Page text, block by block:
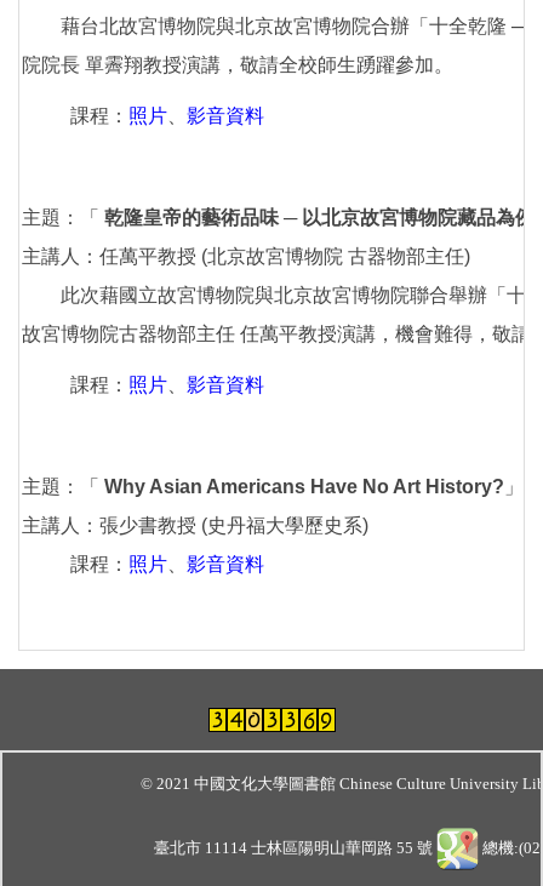
藉台北故宮博物院與北京故宮博物院合辦「十全乾隆 ─
院院長 單霽翔教授演講，敬請全校師生踴躍參加。
課程： 照片 影音資料
主題：「 乾隆皇帝的藝術品味 ─ 以北京故宮博物院藏品為例
主講人：任萬平教授 (北京故宮博物院 古器物部主任)
此次藉國立故宮博物院與北京故宮博物院聯合舉辦「十
故宮博物院古器物部主任 任萬平教授演講，機會難得，敬請
課程： 照片 影音資料
主題：「 Why Asian Americans Have No Art History? 」(
主講人：張少書教授 (史丹福大學歷史系)
課程： 照片 影音資料
© 2021 中國文化大學圖書館 Chinese Culture University
臺北市 11114 士林區陽明山華岡路 55 號 總機